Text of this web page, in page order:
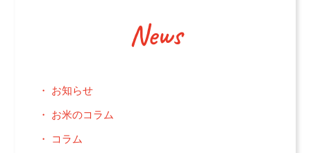
News
お知らせ
お米のコラム
コラム